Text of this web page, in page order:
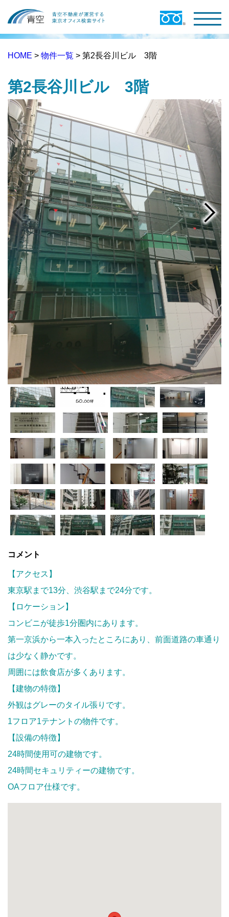
HOME > 物件一覧 > 第2長谷川ビル 3階
第2長谷川ビル 3階
コメント
【アクセス】
東京駅まで13分、渋谷駅まで24分です。
【ロケーション】
コンビニが徒歩1分圏内にあります。
第一京浜から一本入ったところにあり、前面道路の車通り
は少なく静かです。
周囲には飲食店が多くあります。
【建物の特徴】
外観はグレーのタイル張りです。
1フロア1テナントの物件です。
【設備の特徴】
24時間使用可の建物です。
24時間セキュリティーの建物です。
OAフロア仕様です。